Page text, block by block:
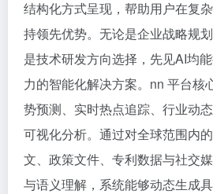
结构化方式呈现，帮助用户在复
持领先优势。无论是企业战略规
是技术研发方向选择，先见AI均
力的智能化解决方案。nn 平台核
势预测、实时热点追踪、行业动
可视化分析。通过对全球范围内
文、政策文件、专利数据与社交
与语义理解，系统能够动态生成